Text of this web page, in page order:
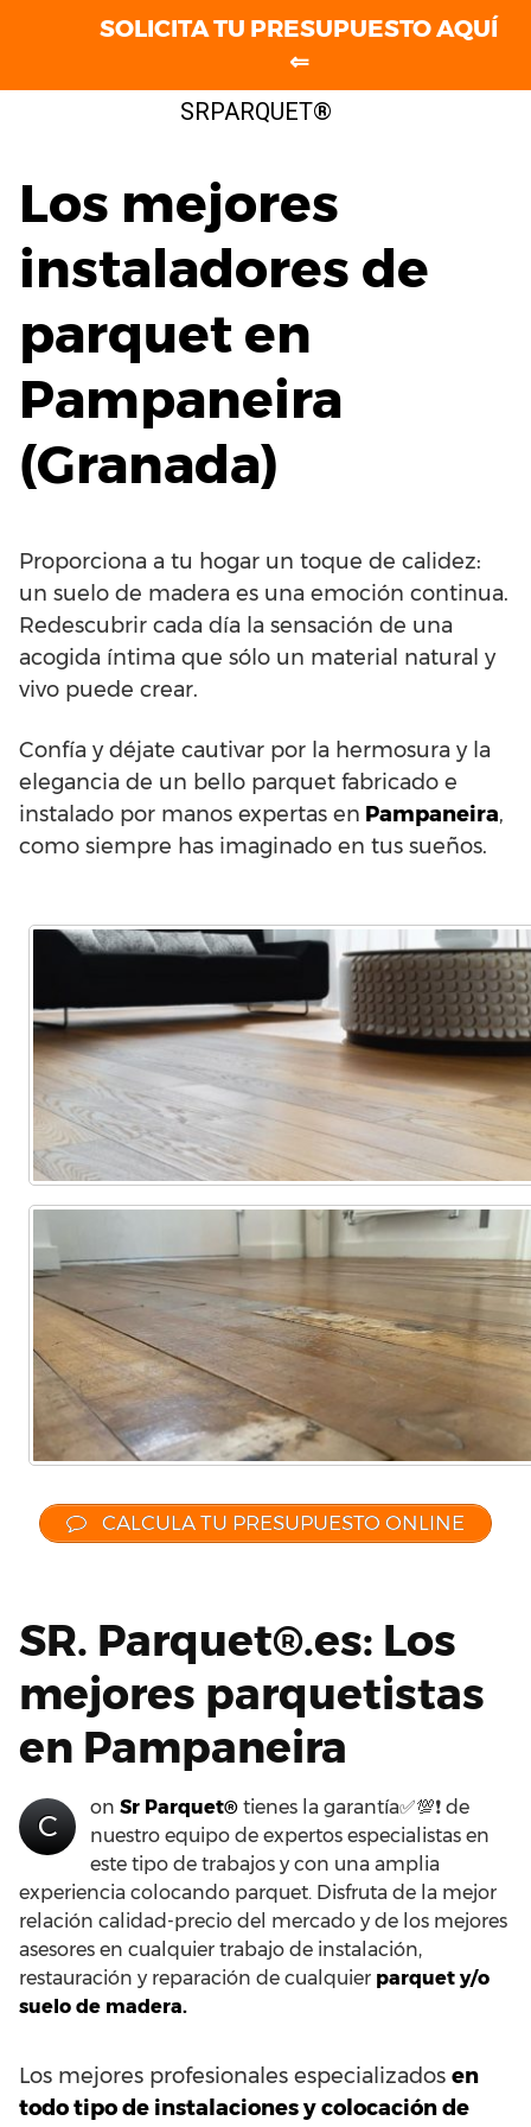
SRPARQUET®
Los mejores
instaladores de
parquet en
Pampaneira
(Granada)
Proporciona a tu hogar un toque de calidez:
un suelo de madera es una emoción continua.
Redescubrir cada día la sensación de una
acogida íntima que sólo un material natural y
vivo puede crear.
Confía y déjate cautivar por la hermosura y la
elegancia de un bello parquet fabricado e
instalado por manos expertas en Pampaneira,
como siempre has imaginado en tus sueños.
CALCULA TU PRESUPUESTO ONLINE
SR. Parquet®.es: Los
mejores parquetistas
en Pampaneira
C
on Sr Parquet® tienes la garantía✅💯❗ de
nuestro equipo de expertos especialistas en
este tipo de trabajos y con una amplia
experiencia colocando parquet. Disfruta de la mejor
relación calidad-precio del mercado y de los mejores
asesores en cualquier trabajo de instalación,
restauración y reparación de cualquier parquet y/o
suelo de madera.
Los mejores profesionales especializados en
todo tipo de instalaciones y colocación de
SOLICITA TU PRESUPUESTO AQUÍ
⇐